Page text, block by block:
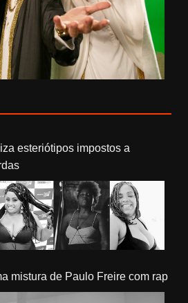
esteriótipos impostos a
mistura de Paulo Freire com rap